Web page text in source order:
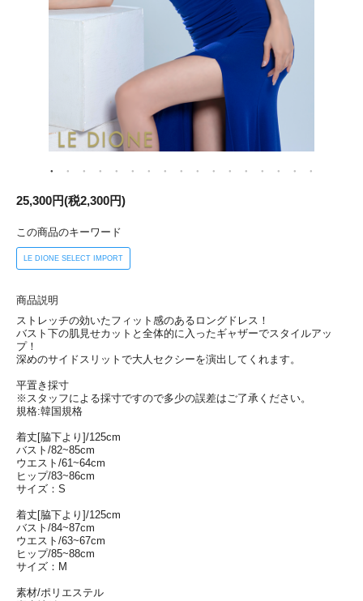
25,300円(税2,300円)
この商品のキーワード
LE DIONE SELECT IMPORT
商品説明
ストレッチの効いたフィット感のあるロングドレス！
バスト下の肌見せカットと全体的に入ったギャザーでスタイルアッ
プ！
深めのサイドスリットで大人セクシーを演出してくれます。
平置き採寸
※スタッフによる採寸ですので多少の誤差はご了承ください。
規格:韓国規格
着丈[脇下より]/125cm
バスト/82~85cm
ウエスト/61~64cm
ヒップ/83~86cm
サイズ：S
着丈[脇下より]/125cm
バスト/84~87cm
ウエスト/63~67cm
ヒップ/85~88cm
サイズ：M
素材/ポリエステル